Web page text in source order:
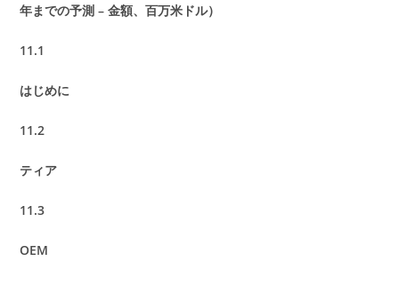
年までの予測 – 金額、百万米ドル）
11.1
はじめに
11.2
ティア
11.3
OEM